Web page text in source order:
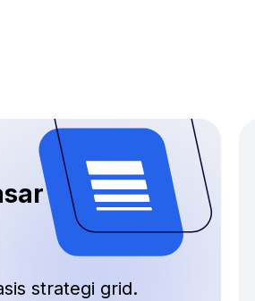
strategi grid.